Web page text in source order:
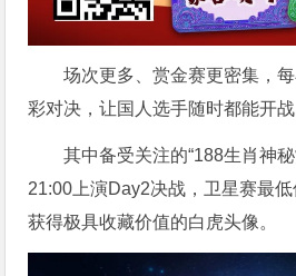
场次更多、赏金赛更密集，
彩对决，让国人选手随时都能开战
其中备受关注的“188生肖神
21:00上演Day2决战，卫星赛最
获得极具收藏价值的白虎头像。